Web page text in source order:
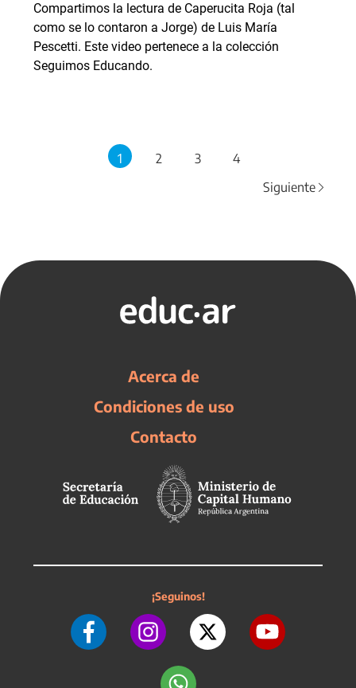
Compartimos la lectura de Caperucita Roja (tal
como se lo contaron a Jorge) de Luis María
Pescetti. Este video pertenece a la colección
Seguimos Educando.
1 2 3
4
Siguiente
Acerca de
Condiciones de uso
Contacto
¡Seguinos!